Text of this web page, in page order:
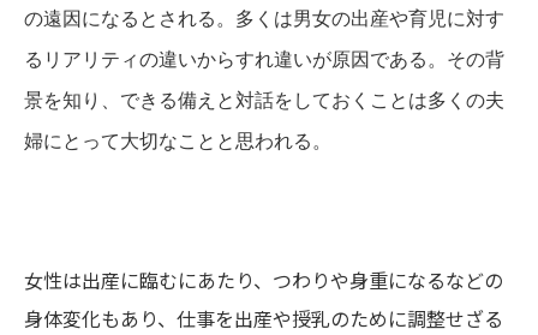
の遠因になるとされる。多くは男女の出産や育児に対す
るリアリティの違いからすれ違いが原因である。その背
景を知り、できる備えと対話をしておくことは多くの夫
婦にとって大切なことと思われる。
女性は出産に臨むにあたり、つわりや身重になるなどの
身体変化もあり、仕事を出産や授乳のために調整せざる